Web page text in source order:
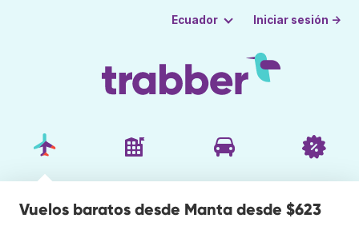
Ecuador Iniciar sesión →
Vuelos baratos desde Manta desde $623